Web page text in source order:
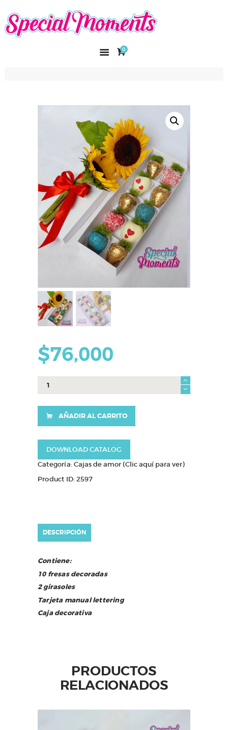
0
SPECIAL MOMENTS
El amor hecho arte
CURSOS
CONTACTO
$76,000
Caja
AÑADIR AL CARRITO
DOWNLOAD CATALOG
Categoría:Cajas de amor (Clic aquí para ver)
Product ID:2597
DESCRIPCIÓN
Contiene:
10 fresas decoradas
2 girasoles
Tarjeta manual lettering
Caja decorativa
PRODUCTOS
RELACIONADOS